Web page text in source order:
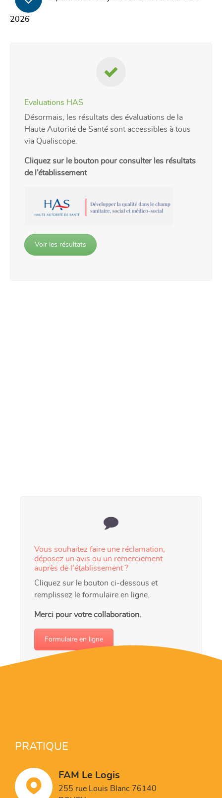
2026
Evaluations HAS
Désormais, les résultats des évaluations de la
Haute Autorité de Santé sont accessibles à tous
via Qualiscope.
Cliquez sur le bouton pour consulter les résultats
de l’établissement
Voir les résultats
Vous souhaitez faire une réclamation,
déposez un avis ou un remerciement
auprès de l'établissement ?
Cliquez sur le bouton ci-dessous et
remplissez le formulaire en ligne.
Merci pour votre collaboration.
Formulaire en ligne
PRATIQUE
FAM Le Logis
255 rue Louis Blanc 76140